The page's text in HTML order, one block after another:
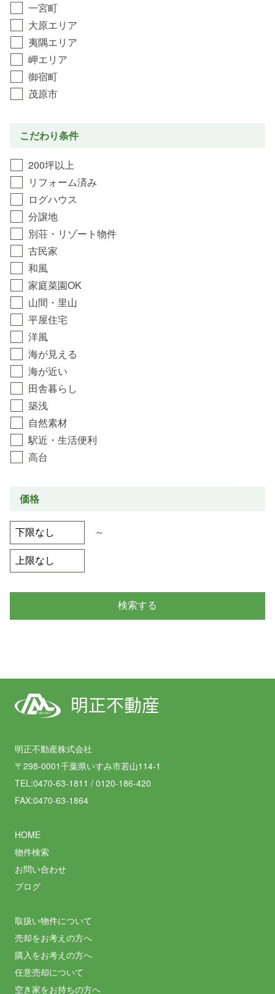
一宮町
大原エリア
夷隅エリア
岬エリア
御宿町
茂原市
こだわり条件
200坪以上
リフォーム済み
ログハウス
分譲地
別荘・リゾート物件
古民家
和風
家庭菜園OK
山間・里山
平屋住宅
洋風
海が見える
海が近い
田舎暮らし
築浅
自然素材
駅近・生活便利
高台
価格
～
MEISEI 明正不動産
明正不動産株式会社
〒298-0001千葉県いすみ市若山114-1
TEL:0470-63-1811 / 0120-186-420
FAX:0470-63-1864
HOME
物件検索
お問い合わせ
ブログ
取扱い物件について
売却をお考えの方へ
購入をお考えの方へ
任意売却について
空き家をお持ちの方へ